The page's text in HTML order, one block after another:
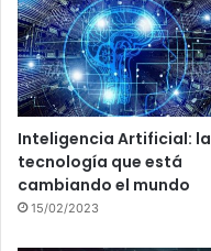
Inteligencia Artificial: la
tecnología que está
cambiando el mundo
15/02/2023